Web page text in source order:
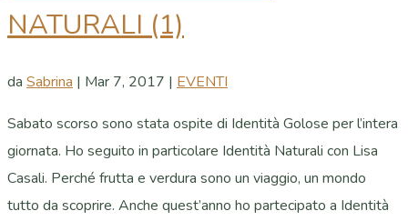
NATURALI (1)
da Sabrina | Mar 7, 2017 | EVENTI
Sabato scorso sono stata ospite di Identità Golose per l’intera
giornata. Ho seguito in particolare Identità Naturali con Lisa
Casali. Perché frutta e verdura sono un viaggio, un mondo
tutto da scoprire. Anche quest’anno ho partecipato a Identità